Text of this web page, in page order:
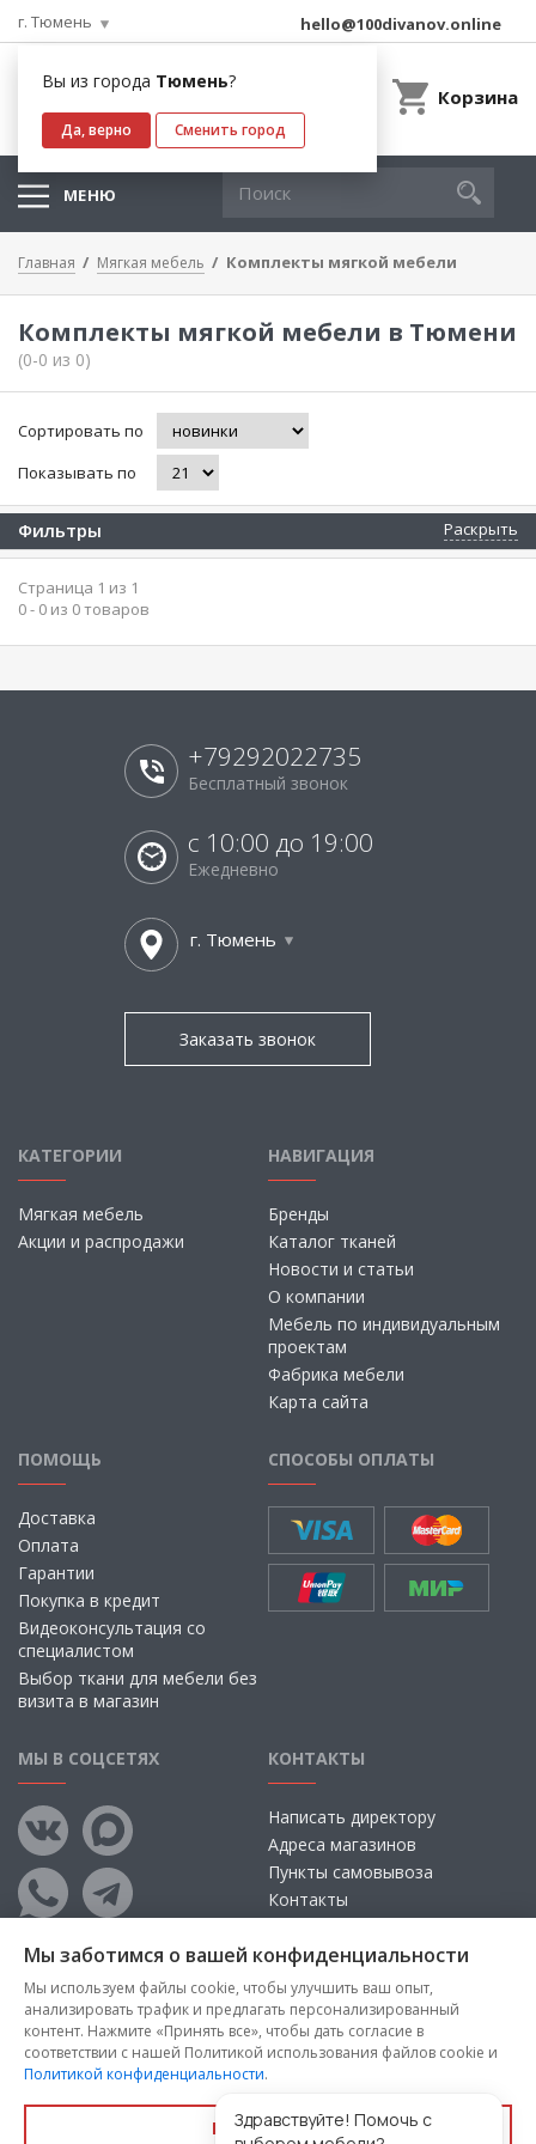
г. Тюмень
Вы из города Тюмень?
Да, верно Сменить город
hello@100divanov.online
Корзина
МЕНЮ
Главная Мягкая мебель Комплекты мягкой мебели
Комплекты мягкой мебели в Тюмени
(0-0 из 0)
Сортировать по
Показывать по
Фильтры Раскрыть
Страница 1 из 1
0 - 0 из 0 товаров
+79292022735
Бесплатный звонок
с 10:00 до 19:00
Ежедневно
г. Тюмень
Заказать звонок
КАТЕГОРИИ
Мягкая мебель
Акции и распродажи
НАВИГАЦИЯ
Бренды
Каталог тканей
Новости и статьи
О компании
Мебель по индивидуальным
проектам
Фабрика мебели
Карта сайта
ПОМОЩЬ
Доставка
Оплата
Гарантии
Покупка в кредит
Видеоконсультация со
специалистом
Выбор ткани для мебели без
визита в магазин
СПОСОБЫ ОПЛАТЫ
МЫ В СОЦСЕТЯХ КОНТАКТЫ
Написать директору
Адреса магазинов
Пункты самовывоза
Контакты
Copyright © 2026, ООО «100 Диванов» — Все права защищены
Администрация Сайта не несет ответственности за
размещаемые Пользователями материалы, их содержание,
Мы заботимся о вашей конфиденциальности
Мы используем файлы cookie, чтобы улучшить ваш опыт,
анализировать трафик и предлагать персонализированный
контент. Нажмите «Принять все», чтобы дать согласие в
соответствии с нашей Политикой использования файлов cookie и
Политикой конфиденциальности.
Принять все
Здравствуйте! Помочь с